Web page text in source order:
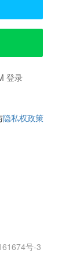
登录
隐私权政策
号-3